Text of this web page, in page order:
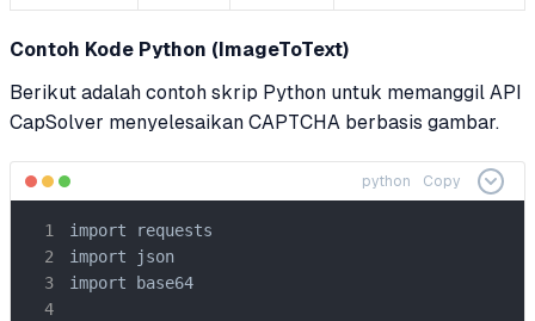
Contoh Kode Python (ImageToText)
Berikut adalah contoh skrip Python untuk memanggil API
CapSolver menyelesaikan CAPTCHA berbasis gambar.
python Copy
import requests
import json
import base64